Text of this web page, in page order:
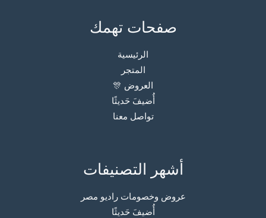
صفحات تهمك
الرئيسية
المتجر
العروض 🎊
أُضيفَ حَديثًا
تواصل معنا
أشهر التصنيفات
عروض وخصومات راديو مصر
أُضيفَ حَديثًا